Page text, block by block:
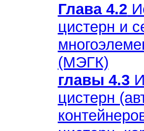
Глава 4.2
цистерн и
(МЭГК)
главы 4.3
цистерн